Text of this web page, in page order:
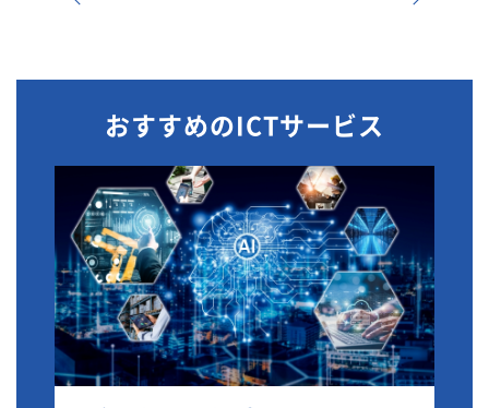
おすすめのICTサービス